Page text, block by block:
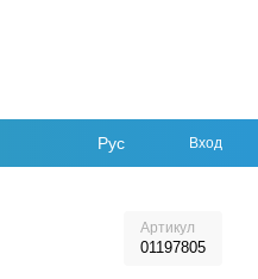
Рус Вход
Артикул
01197805